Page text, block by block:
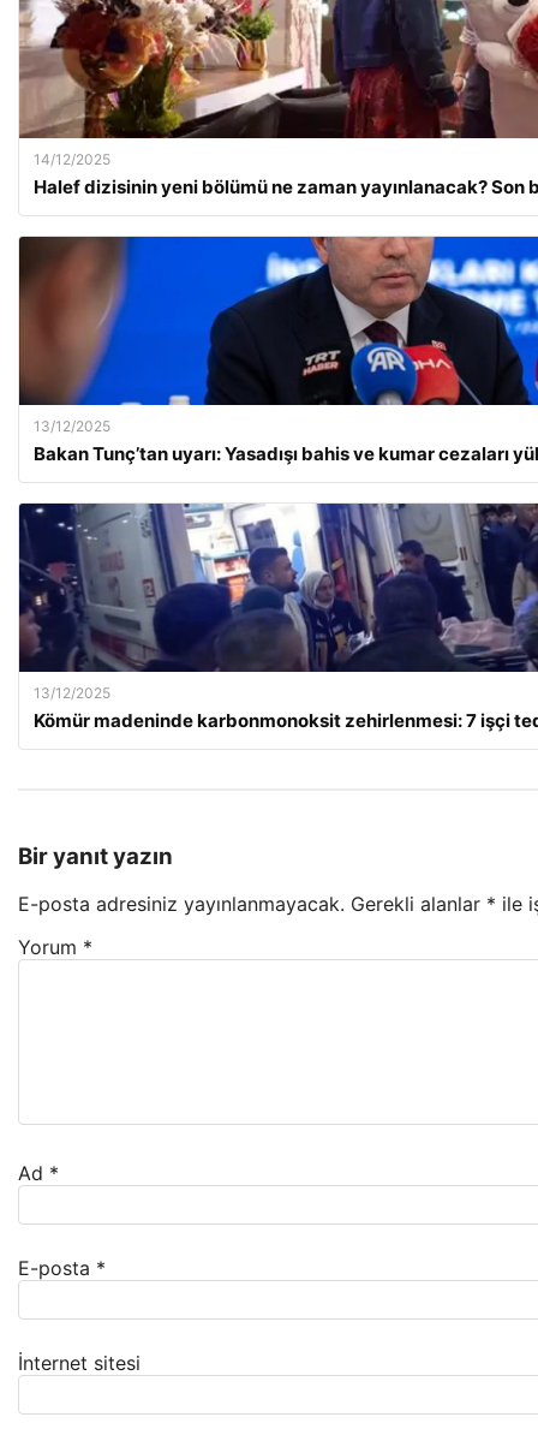
14/12/2025
Halef dizisinin yeni bölümü ne zaman yayınlanacak? Son
13/12/2025
Bakan Tunç’tan uyarı: Yasadışı bahis ve kumar cezaları
13/12/2025
Kömür madeninde karbonmonoksit zehirlenmesi: 7 işçi
Bir yanıt yazın
E-posta adresiniz yayınlanmayacak. Gerekli alanlar * ile
Yorum *
Ad *
E-posta *
İnternet sitesi